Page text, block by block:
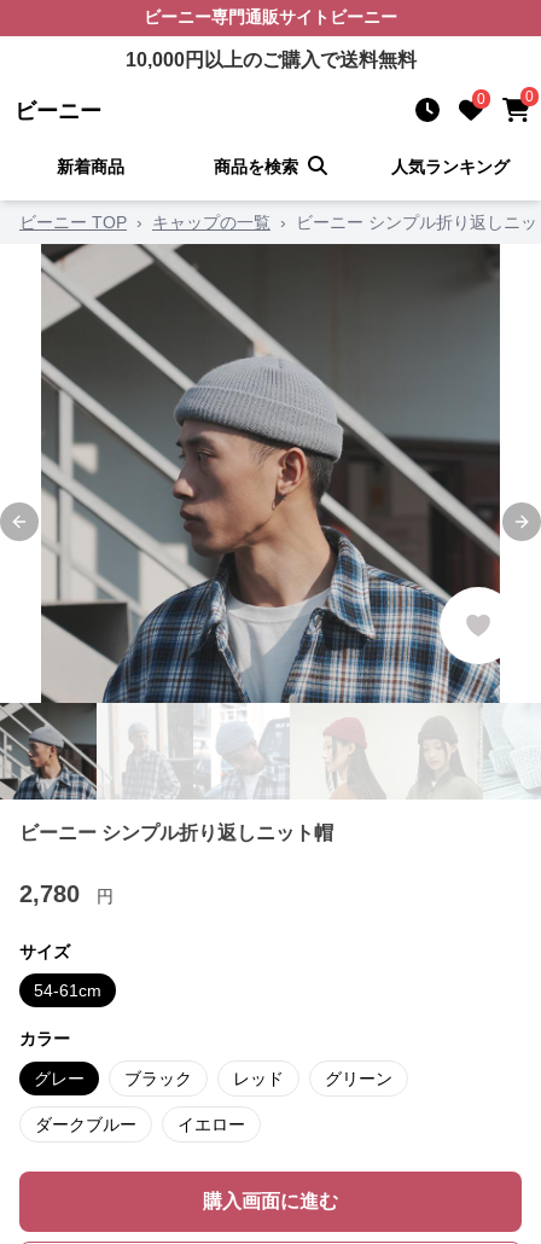
ビーニー専門通販サイト ビーニー
10,000円以上のご購入で送料無料
ビーニー 0 0
新着商品 商品を検索 人気ランキング
ビーニー TOP › キャップの一覧 › ビーニー シンプル折り返しニ
Previous slide
ビーニー シンプル折り返しニット帽
2,780 円
サイズ
54-61cm
カラー
グレー ブラック レッド グリーン
ダークブルー イエロー
購入画面に進む